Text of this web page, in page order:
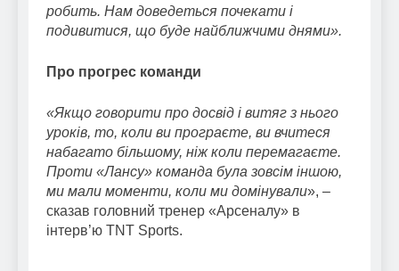
робить. Нам доведеться почекати і
подивитися, що буде найближчими днями».
Про прогрес команди
«Якщо говорити про досвід і витяг з нього
уроків, то, коли ви програєте, ви вчитеся
набагато більшому, ніж коли перемагаєте.
Проти «Лансу» команда була зовсім іншою,
ми мали моменти, коли ми домінували», –
сказав головний тренер «Арсеналу» в
інтерв’ю TNT Sports.